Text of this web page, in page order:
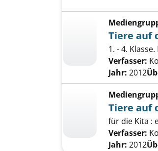
Tiere auf
1. - 4.
Verfasser:
Jahr: 2012
Tiere auf
für die Kita :
Verfasser:
Jahr: 2012